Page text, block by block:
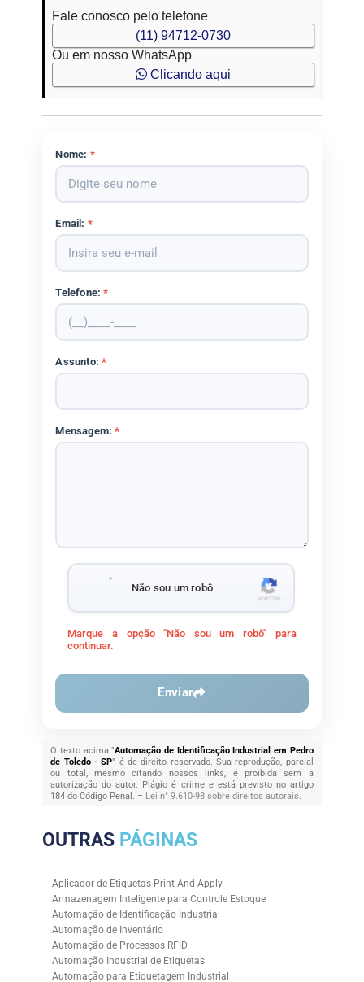
Fale conosco pelo telefone
(11) 94712-0730
Ou em nosso WhatsApp
Clicando aqui
Nome: *
Email: *
Telefone:*
Assunto:*
Mensagem:*
Não sou um robô
Marque a opção "Não sou um robô" para
continuar.
Enviar
O texto acima "Automação de Identificação Industrial em Pedro
de Toledo - SP" é de direito reservado. Sua reprodução, parcial
ou total, mesmo citando nossos links, é proibida sem a
autorização do autor. Plágio é crime e está previsto no artigo
184 do Código Penal. – Lei n° 9.610-98 sobre direitos autorais.
OUTRAS PÁGINAS
Aplicador de Etiquetas Print And Apply
Armazenagem Inteligente para Controle Estoque
Automação de Identificação Industrial
Automação de Inventário
Automação de Processos RFID
Automação Industrial de Etiquetas
Automação para Etiquetagem Industrial